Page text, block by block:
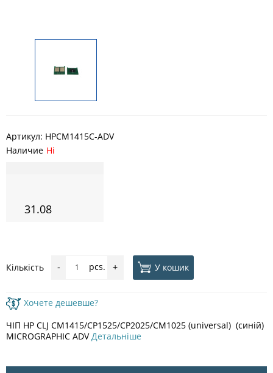
Артикул: HPCM1415C-ADV
Наличие Ні
31.08
Кількість - pcs. + У кошик
Хочете дешевше?
ЧІП HP CLJ CM1415/CP1525/CP2025/CM1025 (universal) (синій)
MICROGRAPHIC ADV Детальніше